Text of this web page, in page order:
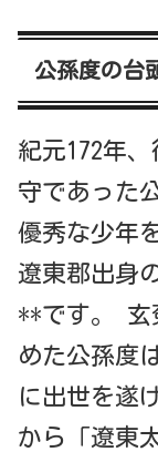
公孫度の台
紀元172年
守であった
優秀な少年
遼東郡出身
**です。 玄
めた公孫度
に出世を遂
から「遼東